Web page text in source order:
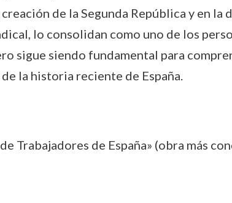
de la Segunda República y en
lo consolidan como uno de los
sigue siendo fundamental para
la historia reciente de España.
Trabajadores de España» (obra más